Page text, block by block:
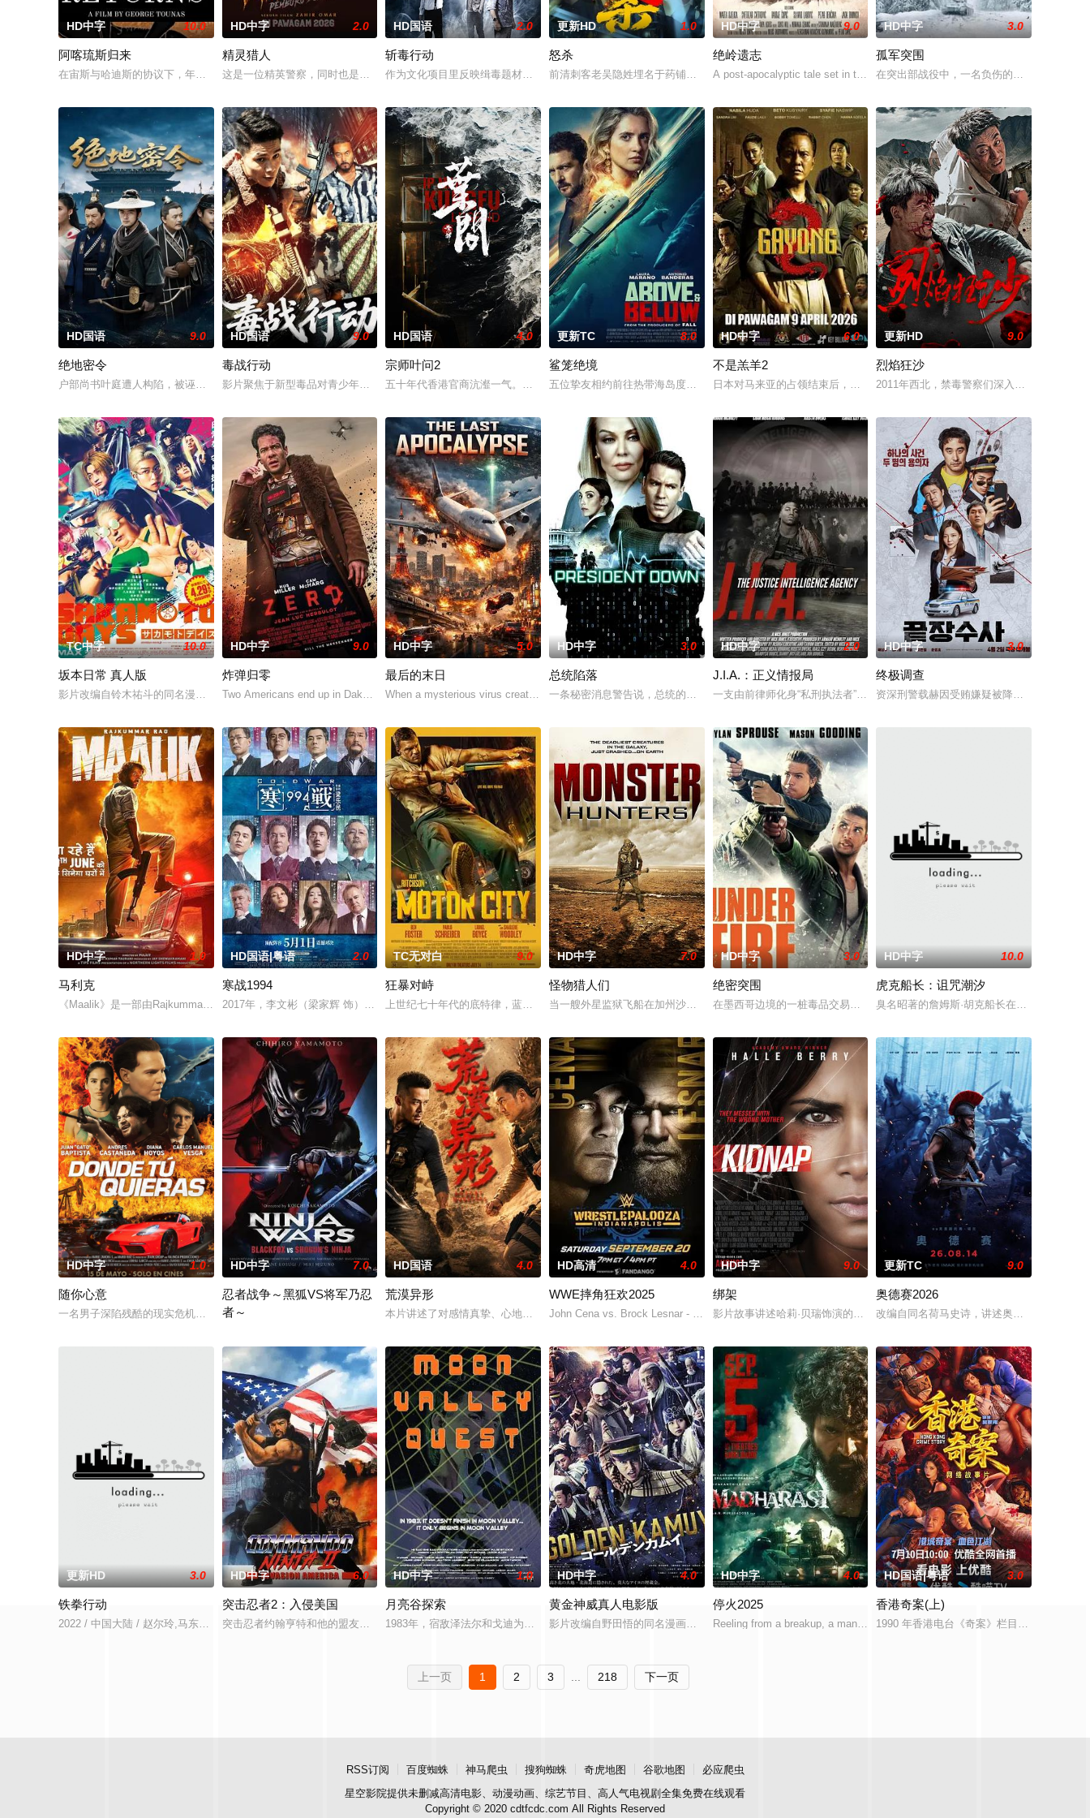
HD中字 10.0
阿喀琉斯归来
在宙斯与哈迪斯的协议下，年迈的阿喀琉斯被忒提斯从冥界释放至现代世界，他必须直面新世界的暴力法则与旧神的
HD中字 2.0
精灵猎人
这是一位精英警察，同时也是精灵猎手。在调查一系列血腥谋杀案的过程中，他面临着来自超自然界的威胁。为了维
HD国语 2.0
斩毒行动
作为文化项目里反映缉毒题材的电影《斩毒行动》以“枪战”、“战友情”、“卧底”、“父子情”作为影片的看点
更新HD 1.0
怒杀
前清刺客老吴隐姓埋名于药铺，却为守护单亲母女小茜和依依，被迫出手击杀黑帮一伙而暴露身份。幕后黑手向爷派
HD中字 9.0
绝岭遗志
A post-apocalyptic tale set in the west Balkans, af
HD中字 3.0
孤军突围
在突出部战役中，一名负伤的美军士兵被困
HD国语 9.0
绝地密令
户部尚书叶庭遭人构陷，被诬私贪国库银两，身陷囹圄在即，叶庭急召其子叶护相见。叶护心知父亲蒙冤，却无力翻
HD国语 9.0
毒战行动
影片聚焦于新型毒品对青少年的危害，对社会秩序的破坏为主题，旨在通过电影让观众意识到毒品的可怕，着重塑造
HD国语 4.0
宗师叶问2
五十年代香港官商沆瀣一气。英商勾结黑帮强拆工厂压榨劳工，叶问挺身仗义执言，遭多方联手构陷，蒙谋杀罪入狱
更新TC 8.0
鲨笼绝境
五位挚友相约前往热带海岛度假，计划在碧蓝海域中体验刺激的鲨鱼笼潜水，同时享受奢靡的派对狂欢。然而他们浑
HD中字 6.0
不是羔羊2
日本对马来亚的占领结束后，梅尔在新加坡的特别行动组担任警察。这一次，他
更新HD 9.0
烈焰狂沙
2011年西北，禁毒警察们深入危险境地，与
TC中字 10.0
坂本日常 真人版
影片改编自铃木祐斗的同名漫画，天才杀手主人公·坂本太郎（目黑莲 饰）因对在便利店工作的女性·葵一见钟情
HD中字 9.0
炸弹归零
Two Americans end up in Dakar, Senegal with bombs s
HD中字 5.0
最后的末日
When a mysterious virus created by a Japanese docto
HD中字 3.0
总统陷落
一条秘密消息警告说，总统的起搏器受到了损害，她的团队争先恐后地阻止了一个看不见的敌人，要求在午夜前支付
HD中字 2.0
J.I.A.：正义情报局
一支由前律师化身“私刑执法者”带领的秘密黑幕行动小队，长期穿梭于暗处，与
HD中字 3.0
终极调查
资深刑警载赫因受贿嫌疑被降职至乡下警局
HD中字 1.0
马利克
《Maalik》是一部由Rajkummar Rao主演的黑帮剧，预计将是一个关于一个人在黑社会上台的扣
HD国语|粤语 2.0
寒战1994
2017年，李文彬（梁家辉 饰）突然失踪，与此同时，蔡元祺在英国惨遭暗杀。为此，刘杰辉（郭富城 饰）向
TC无对白 9.0
狂暴对峙
上世纪七十年代的底特律，蓝领工人约翰·米勒爱上了女孩索菲亚，却不知她是当地黑帮头目雷诺兹的女友。为了报
HD中字 7.0
怪物猎人们
当一艘外星监狱飞船在加州沙漠坠毁时，释放出一个又一个怪物，他们迅速消灭了试图阻止他们的军队。 现在阻止
HD中字 3.0
绝密突围
在墨西哥边境的一桩毒品交易中，毒贩格里夫和艾伯特碰面交换毒品。两人意
HD中字 10.0
虎克船长：诅咒潮汐
臭名昭著的詹姆斯·胡克船长在宿敌斯米上将
HD中字 1.0
随你心意
一名男子深陷残酷的现实危机，昔日儿时的挚友竟然暗中陷害，企图毁掉他的事业。在搜集证据以洗清自身冤屈的过
HD中字 7.0
忍者战争～黑狐VS将军乃忍
者～
HD国语 4.0
荒漠异形
本片讲述了对感情真挚、心地善良的沈家驹在爱妻因病去世之后，来到了一个沙漠小镇散心，没曾想遭遇了被陨石辐
HD高清 4.0
WWE摔角狂欢2025
John Cena vs. Brock Lesnar - One last time. Undispu
HD中字 9.0
绑架
影片故事讲述哈莉·贝瑞饰演的母亲发现儿子失踪后，不顾一切地追击绑架了她
更新TC 9.0
奥德赛2026
改编自同名荷马史诗，讲述奥德修斯（马特·
更新HD 3.0
铁拳行动
2022 / 中国大陆 / 赵尔玲,马东延,秦楚明,梅铃,张伟东,颜嫣
HD中字 6.0
突击忍者2：入侵美国
突击忍者约翰亨特和他的盟友们奉命阻止冷战结束后反美联盟构成的威胁。然而，他们的敌人却出乎意料：并非他们
HD中字 1.0
月亮谷探索
1983年，宿敌泽法尔和戈迪为了月谷居民的命运展开了一场旷日持久的战斗。泽法尔一直在努力窃取民众的生命
HD中字 4.0
黄金神威真人电影版
影片改编自野田悟的同名漫画，讲述了被冠以“不死之身杉元”之名的原军人杉元佐一与阿依努族少女阿希莉帕一起
HD中字 4.0
停火2025
Reeling from a breakup, a man with a tragic past be
HD国语|粤语 3.0
香港奇案(上)
1990 年香港电台《奇案》栏目讲述四则故事
上一页 1 2 3 ... 218 下一页
RSS订阅 百度蜘蛛 神马爬虫 搜狗蜘蛛 奇虎地图 谷歌地图
必应爬虫
星空影院提供未删减高清电影、动漫动画、综艺节目、高人气电视剧全集免费在线观看
Copyright © 2020 cdtfcdc.com All Rights Reserved